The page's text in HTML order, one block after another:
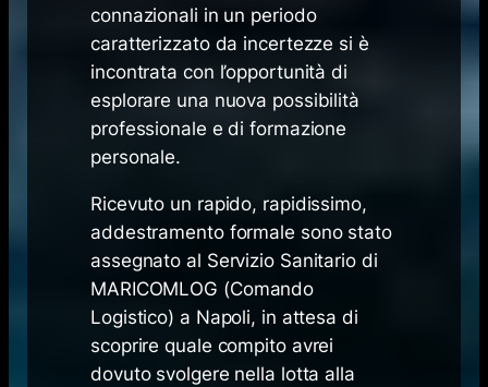
connazionali in un periodo
caratterizzato da incertezze si è
incontrata con l’opportunità di
esplorare una nuova possibilità
professionale e di formazione
personale.
Ricevuto un rapido, rapidissimo,
addestramento formale sono stato
assegnato al Servizio Sanitario di
MARICOMLOG (Comando
Logistico) a Napoli, in attesa di
scoprire quale compito avrei
dovuto svolgere nella lotta alla